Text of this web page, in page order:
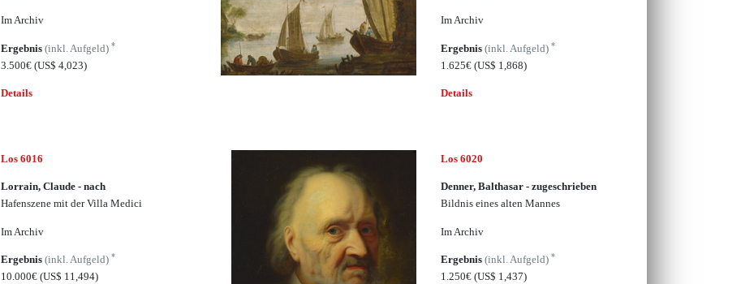
Im Archiv
Ergebnis(inkl. Aufgeld)*
3.500€(US$ 4,023)
Details
Im Archiv
Ergebnis (inkl. Aufgeld) *
1.625€ (US$ 1,868)
Details
Los 6016
Lorrain, Claude - nach
Hafenszene mit der Villa Medici
Im Archiv
Ergebnis(inkl. Aufgeld)*
10.000€(US$ 11,494)
Los 6020
Denner, Balthasar - zugeschrieben
Bildnis eines alten Mannes
Im Archiv
Ergebnis (inkl. Aufgeld) *
1.250€ (US$ 1,437)